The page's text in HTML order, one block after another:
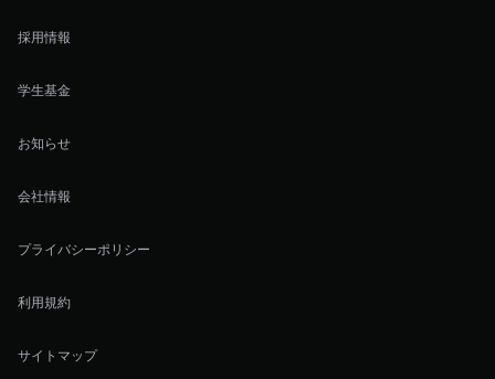
採用情報
学生基金
お知らせ
会社情報
プライバシーポリシー
利用規約
サイトマップ